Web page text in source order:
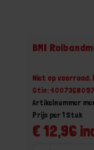
BMI
Niet op voorraad,
Gtin:
Artikelnummer
€ 12,96
Prijs per 1 Stuk